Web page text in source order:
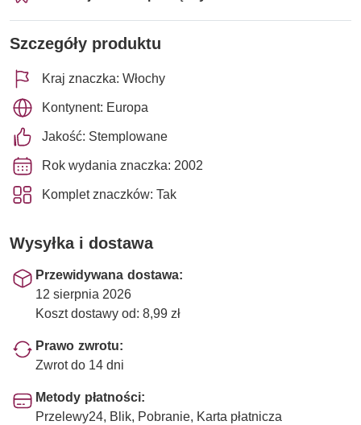
Szczegóły produktu
Kraj znaczka: Włochy
Kontynent: Europa
Jakość: Stemplowane
Rok wydania znaczka: 2002
Komplet znaczków: Tak
Wysyłka i dostawa
Przewidywana dostawa:
12 sierpnia 2026
Koszt dostawy od: 8,99 zł
Prawo zwrotu:
Zwrot do 14 dni
Metody płatności:
Przelewy24, Blik, Pobranie, Karta płatnicza